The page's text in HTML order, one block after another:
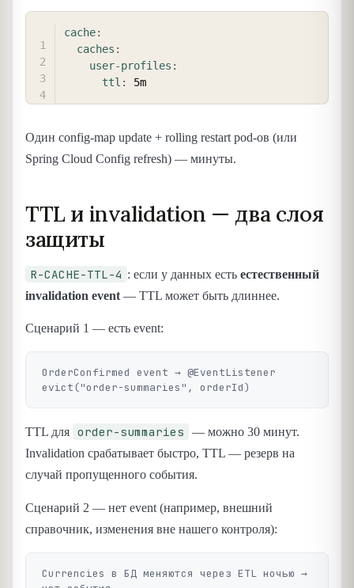
cache:
caches :
user-profiles :
ttl :
Один config-map update + rolling restart pod-ов (или
Spring Cloud Config refresh) — минуты.
TTL и invalidation — два слоя
защиты
R-CACHE-TTL-4 : если у данных есть естественный
invalidation event — TTL может быть длиннее.
Сценарий 1 — есть event:
OrderConfirmed event → @EventListener
TTL для order-summaries
— можно 30 минут.
Invalidation срабатывает быстро, TTL — резерв на
случай пропущенного события.
Сценарий 2 — нет event (например, внешний
справочник, изменения вне нашего контроля):
Currencies в БД меняются через ETL ночью →